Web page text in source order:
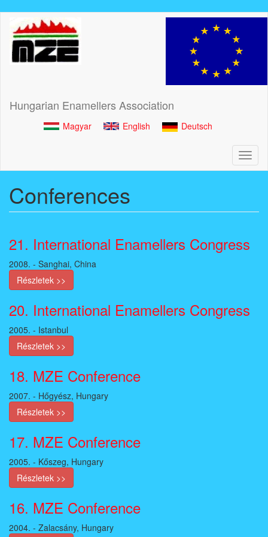
main
content
Hungarian Enamellers Association
Magyar English Deutsch
Conferences
21. International Enamellers Congress
2008. - Sanghai, China
Részletek >>
20. International Enamellers Congress
2005. - Istanbul
Részletek >>
18. MZE Conference
2007. - Hőgyész, Hungary
Részletek >>
17. MZE Conference
2005. - Kőszeg, Hungary
Részletek >>
16. MZE Conference
2004. - Zalacsány, Hungary